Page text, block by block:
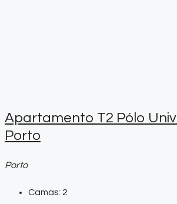
Apartamento T2 Pólo
Porto
Porto
Camas: 2